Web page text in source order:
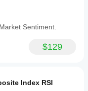
Sentiment.
$129
Index RSI